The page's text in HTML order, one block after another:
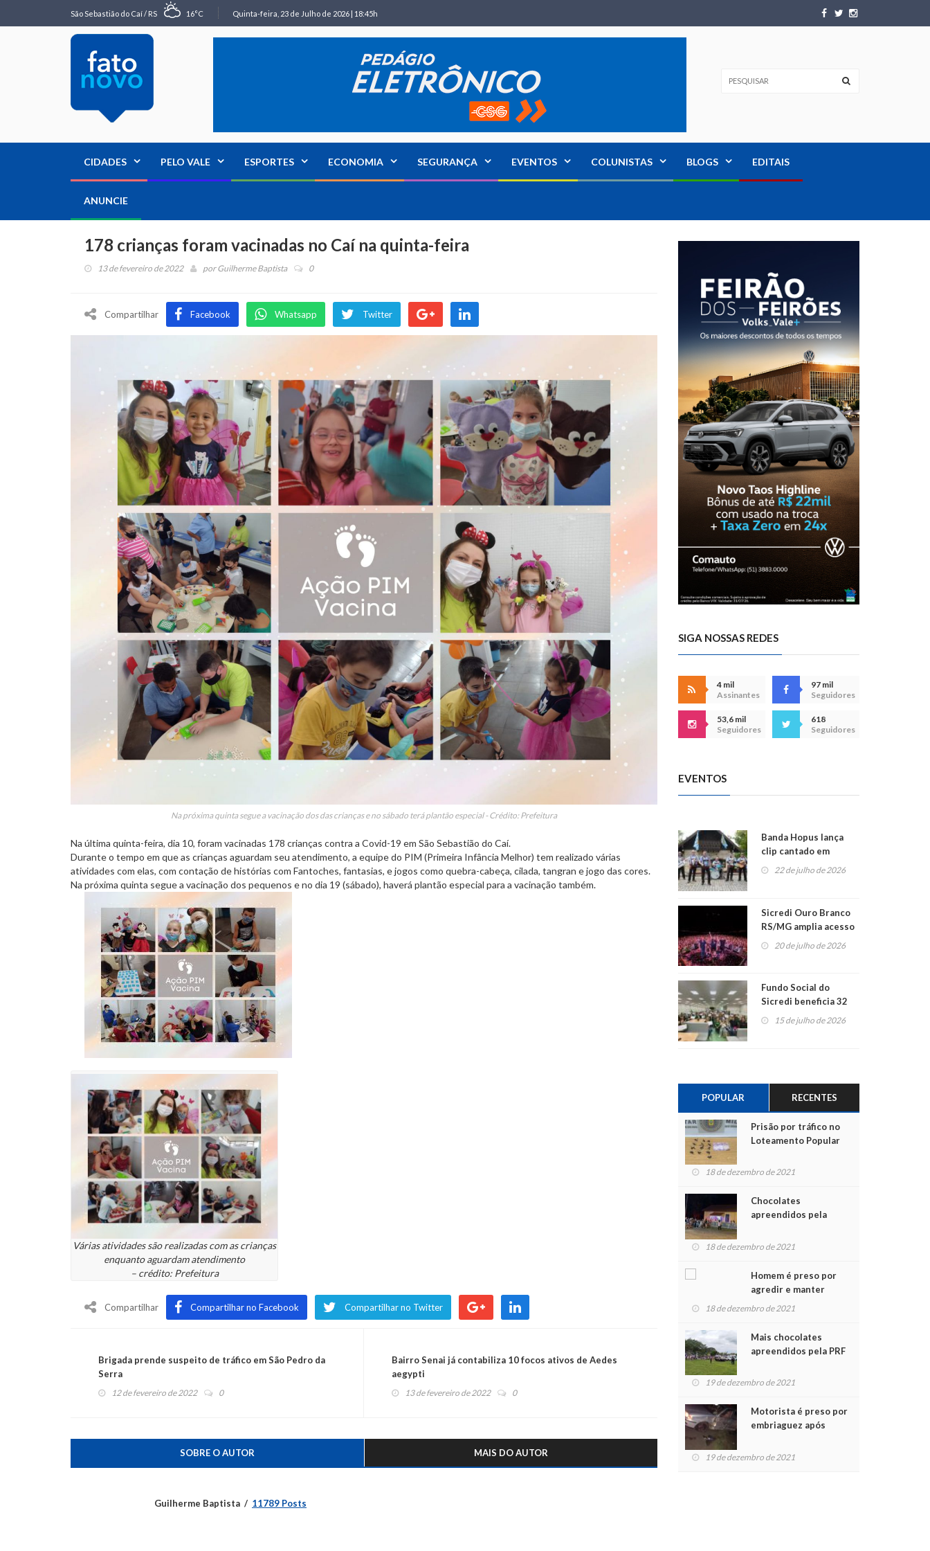
São Sebastião do Caí / RS 16°C Quinta-feira, 23 de Julho de 2026 | 18:45h
CIDADES PELO VALE ESPORTES ECONOMIA SEGURANÇA EVENTOS COLUNISTAS BLOGS EDITAIS
ANUNCIE
178 crianças foram vacinadas no Caí na quinta-feira
13 de fevereiro de 2022 porGuilherme Baptista 0
Compartilhar Facebook Whatsapp Twitter
Na próxima quinta segue a vacinação dos das crianças e no sábado terá plantão especial - Crédito: Prefeitura
Na última quinta-feira, dia 10, foram vacinadas 178 crianças contra a Covid-19 em São Sebastião do Caí.
Durante o tempo em que as crianças aguardam seu atendimento, a equipe do PIM (Primeira Infância Melhor) tem realizado várias
atividades com elas, com contação de histórias com Fantoches, fantasias, e jogos como quebra-cabeça, cilada, tangran e jogo das cores.
Na próxima quinta segue a vacinação dos pequenos e no dia 19 (sábado), haverá plantão especial para a vacinação também.
Várias atividades são realizadas com as crianças
enquanto aguardam atendimento
– crédito: Prefeitura
Compartilhar Compartilhar no Facebook Compartilhar no Twitter
Brigada prende suspeito de tráfico em São Pedro da
Serra
12 de fevereiro de 2022 0
Bairro Senai já contabiliza 10 focos ativos de Aedes
aegypti
13 de fevereiro de 2022 0
SOBRE O AUTOR MAIS DO AUTOR
Guilherme Baptista 11789 Posts
SIGA NOSSAS REDES
4 mil
Assinantes
97 mil
Seguidores
53,6 mil
Seguidores
618
Seguidores
EVENTOS
Banda Hopus lança
clip cantado em
alemão e inglês
22 de julho de 2026
Sicredi Ouro Branco
RS/MG amplia acesso
ao show dos 45 anos
para mais associados
20 de julho de 2026
Fundo Social do
Sicredi beneficia 32
projetos em
15 de julho de 2026
POPULAR RECENTES
Prisão por tráfico no
Loteamento Popular
18 de dezembro de 2021
Chocolates
apreendidos pela
para crianças na
18 de dezembro de 2021
Homem é preso por
agredir e manter
mulher em cárcere
18 de dezembro de 2021
Mais chocolates
apreendidos pela PRF
crianças no Natal
19 de dezembro de 2021
Motorista é preso por
embriaguez após
feridos
19 de dezembro de 2021